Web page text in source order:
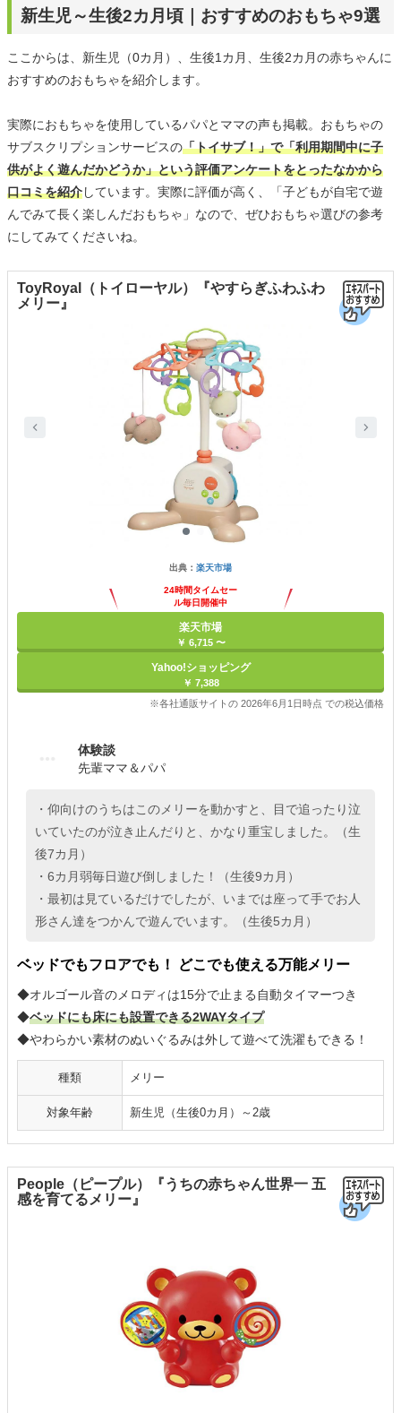
新生児～生後2カ月頃｜おすすめのおもちゃ9選
ここからは、新生児（0カ月）、生後1カ月、生後2カ月の赤ちゃんに
おすすめのおもちゃを紹介します。
実際におもちゃを使用しているパパとママの声も掲載。おもちゃの
サブスクリプションサービスの「トイサブ！」で「利用期間中に子
供がよく遊んだかどうか」という評価アンケートをとったなかから
口コミを紹介しています。実際に評価が高く、「子どもが自宅で遊
んでみて長く楽しんだおもちゃ」なので、ぜひおもちゃ選びの参考
にしてみてくださいね。
ToyRoyal（トイローヤル）『やすらぎふわふわ
メリー』
出典： 楽天市場
24時間タイムセー
ル毎日開催中
楽天市場
￥ 6,715 〜
Yahoo!ショッピング
￥ 7,388
※各社通販サイトの 2026年6月1日時点 での税込価格
体験談
先輩ママ＆パパ
・仰向けのうちはこのメリーを動かすと、目で追ったり泣
いていたのが泣き止んだりと、かなり重宝しました。（生
後7カ月）
・6カ月弱毎日遊び倒しました！（生後9カ月）
・最初は見ているだけでしたが、いまでは座って手でお人
形さん達をつかんで遊んでいます。（生後5カ月）
ベッドでもフロアでも！ どこでも使える万能メリー
◆オルゴール音のメロディは15分で止まる自動タイマーつき
◆ベッドにも床にも設置できる2WAYタイプ
◆やわらかい素材のぬいぐるみは外して遊べて洗濯もできる！
種類 メリー
対象年齢 新生児（生後0カ月）～2歳
People（ピープル）『うちの赤ちゃん世界一 五
感を育てるメリー』